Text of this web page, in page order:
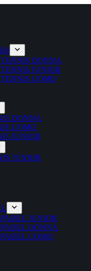
DONNA
JUNIOR
UOMO
DONNA
UOMO
JUNIOR
JUNIOR
JUNIOR
DONNA
UOMO